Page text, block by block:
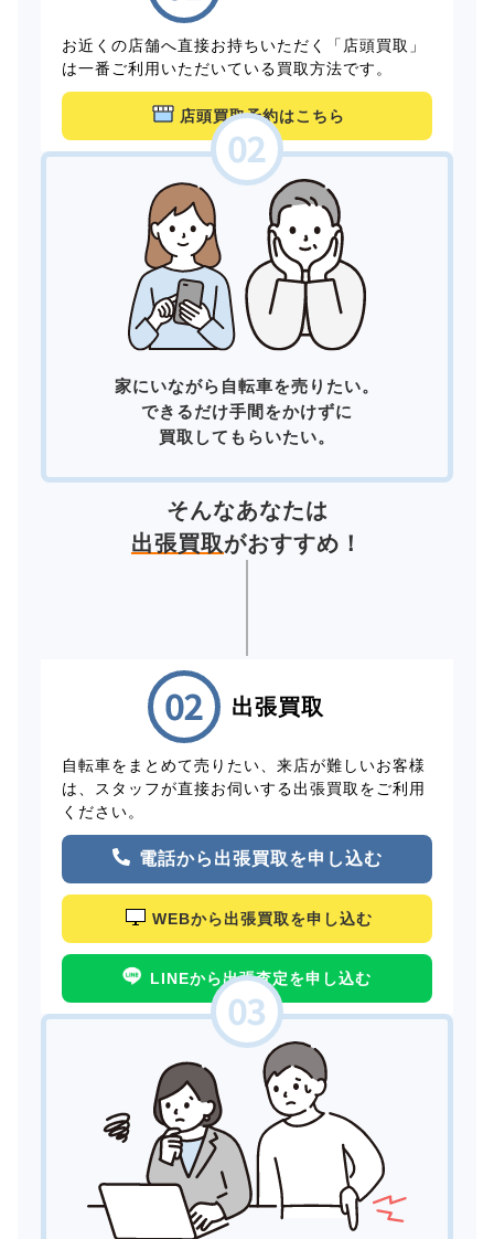
お近くの店舗へ直接お持ちいただく「店頭買取」
は一番ご利用いただいている買取方法です。
店頭買取予約はこちら
家にいながら自転車を売りたい。
できるだけ手間をかけずに
買取してもらいたい。
そんなあなたは
出張買取がおすすめ！
出張買取
自転車をまとめて売りたい、来店が難しいお客様
は、スタッフが直接お伺いする出張買取をご利用
ください。
電話から出張買取を申し込む
WEBから出張買取を申し込む
LINEから出張査定を申し込む